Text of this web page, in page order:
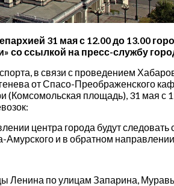
31 мая с 12.00 до 13.00
со ссылкой на пресс-службу
в связи с проведением
от Спасо-Преображенского
(Комсомольская площадь), 31 мая с
центра города будут
Амурского и в обратном
Ленина по улицам Запарина,